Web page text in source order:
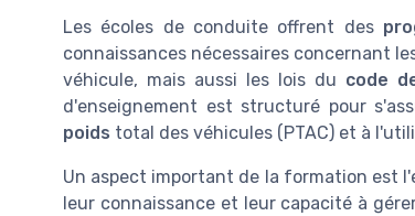
Les écoles de conduite offrent des
connaissances nécessaires concernant
véhicule, mais aussi les lois du code
d'enseignement est structuré pour
poids total des véhicules (PTAC) et à
Un aspect important de la formation est
leur connaissance et leur capacité à